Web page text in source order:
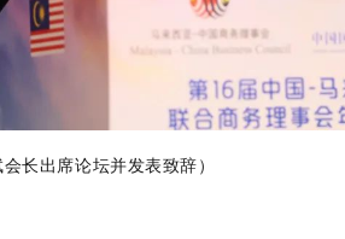
会长出席论坛并发表致辞）